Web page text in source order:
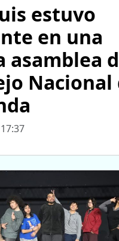
estuvo
en una
asamblea
Nacional